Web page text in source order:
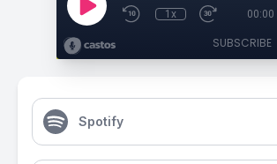
1x 00:00
SUBSCRIBE
Spotify